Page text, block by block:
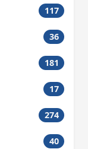
117
36
181
17
274
40